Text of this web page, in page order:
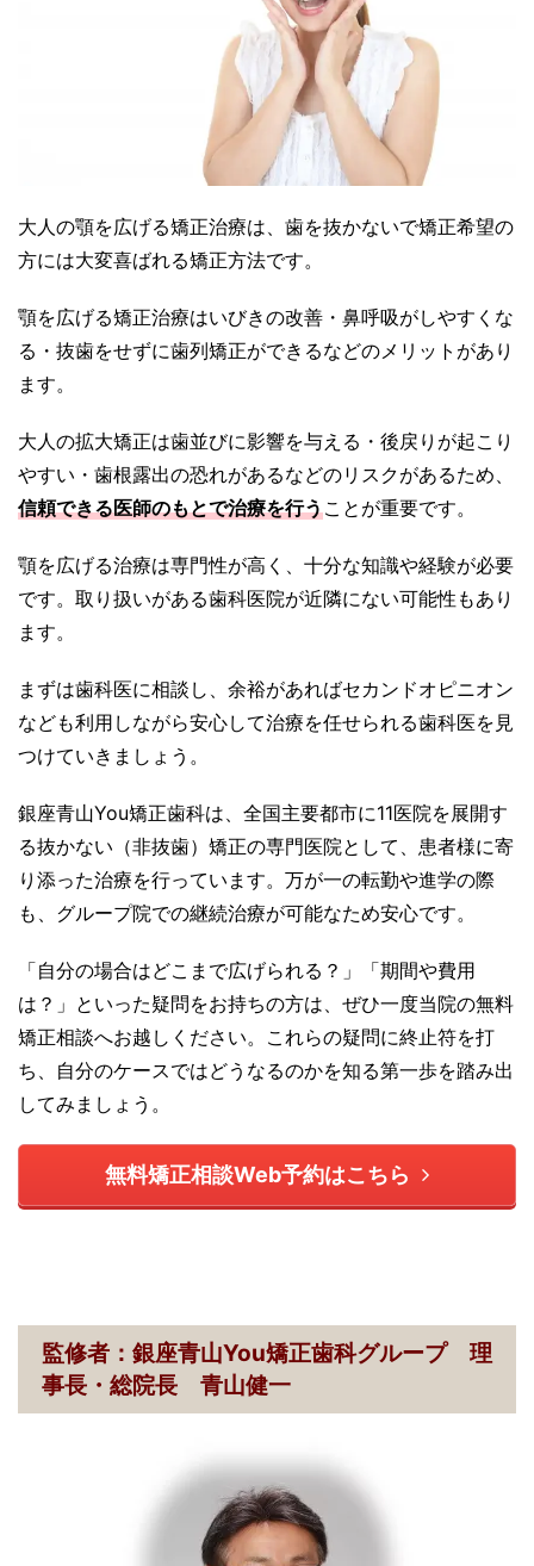
大人の顎を広げる矯正治療は、 歯を抜かないで矯正希望の
方には大変喜ばれる矯正方法です。
顎を広げる矯正治療はいびきの改善・鼻呼吸がしやすくな
る・抜歯をせずに歯列矯正ができるなどのメリットがあり
ます。
大人の拡大矯正は歯並びに影響を与える・後戻りが起こり
やすい・歯根露出の恐れがあるなどのリスクがあるため、
信頼できる医師のもとで治療を行うことが重要です。
顎を広げる治療は専門性が高く、十分な知識や経験が必要
です。取り扱いがある歯科医院が近隣にない可能性もあり
ます。
まずは歯科医に相談し、余裕があればセカンドオピニオン
なども利用しながら安心して治療を任せられる歯科医を見
つけていきましょう。
銀座青山You矯正歯科は、全国主要都市に11医院を展開す
る抜かない（非抜歯）矯正の専門医院として、患者様に寄
り添った治療を行っています。万が一の転勤や進学の際
も、グループ院での継続治療が可能なため安心です。
「自分の場合はどこまで広げられる？」「期間や費用
は？」といった疑問をお持ちの方は、ぜひ一度当院の無料
矯正相談へお越しください。これらの疑問に終止符を打
ち、自分のケースではどうなるのかを知る第一歩を踏み出
してみましょう。
無料矯正相談Web予約はこちら
監修者：銀座青山You矯正歯科グループ 理
事長・総院長 青山健一